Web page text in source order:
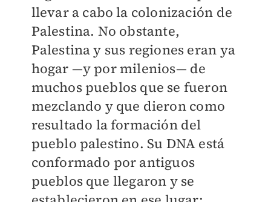
llevar a cabo la colonización de
Palestina. No obstante,
Palestina y sus regiones eran ya
hogar —y por milenios— de
muchos pueblos que se fueron
mezclando y que dieron como
resultado la formación del
pueblo palestino. Su DNA está
conformado por antiguos
pueblos que llegaron y se